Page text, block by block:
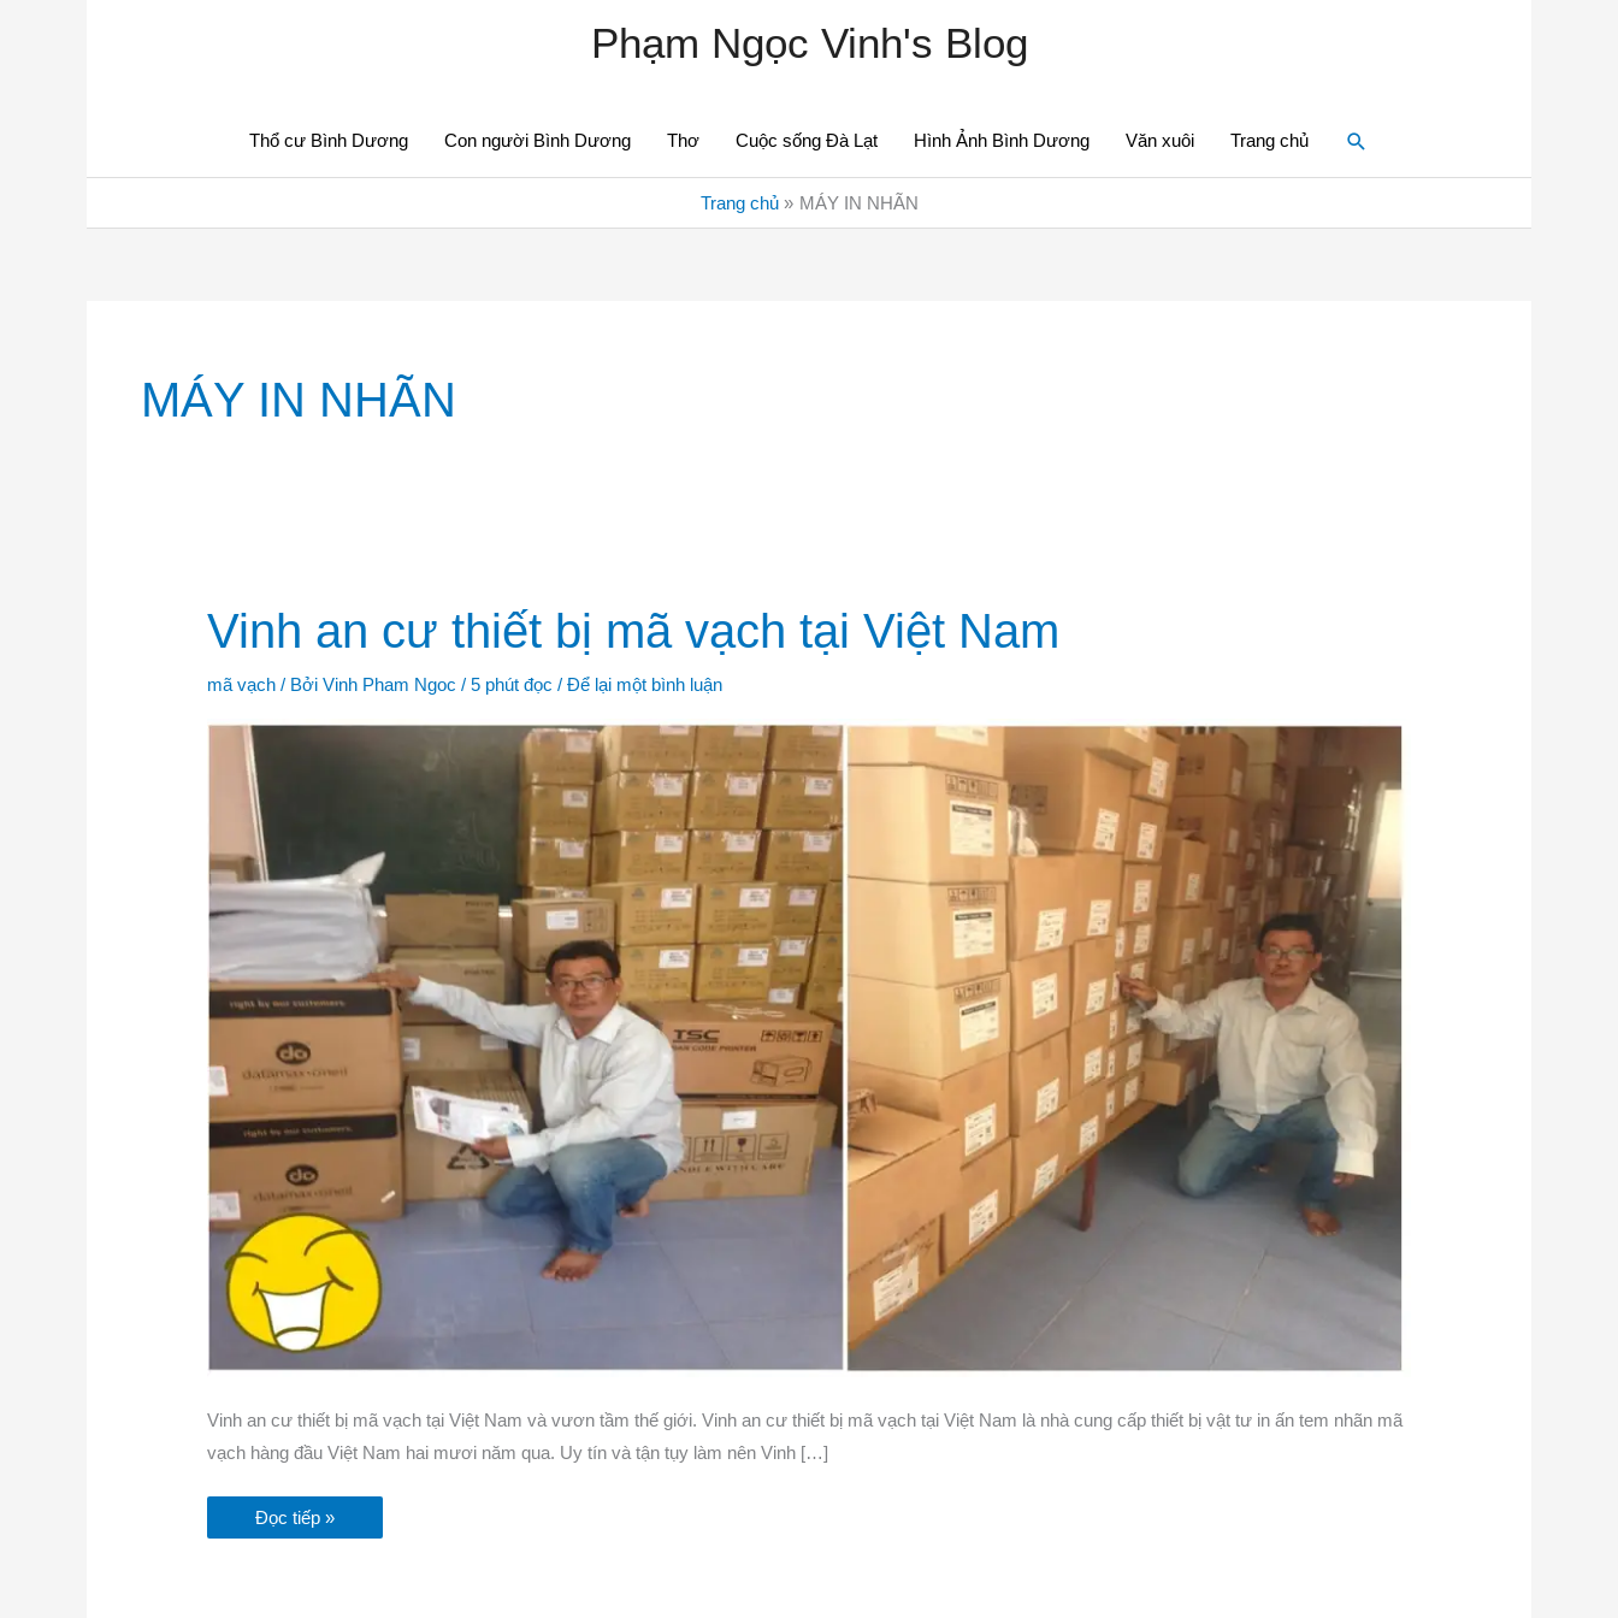
Phạm Ngọc Vinh's Blog
Thổ cư Bình Dương Con người Bình Dương Thơ Cuộc sống Đà Lạt Hình Ảnh Bình Dương Văn xuôi Trang chủ
Tìm
Trang chủ MÁY IN NHÃN
MÁY IN NHÃN
Vinh an cư thiết bị mã vạch tại Việt Nam
mã vạch / BởiVinh Pham Ngoc/5 phút đọc /Để lại một bình luận
Vinh an cư thiết bị mã vạch tại Việt Nam và vươn tầm thế giới. Vinh an cư thiết bị mã vạch tại Việt Nam là nhà cung cấp thiết bị vật tư in ấn tem nhãn mã
vạch hàng đầu Việt Nam hai mươi năm qua. Uy tín và tận tụy làm nên Vinh […]
an
cư
bị
mã
Việt
Nam
Đọc tiếp »